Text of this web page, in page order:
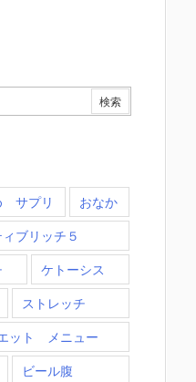
サプリ
おなか
ブリッチ５
ケトーシス
ストレッチ
ット メニュー
ビール腹